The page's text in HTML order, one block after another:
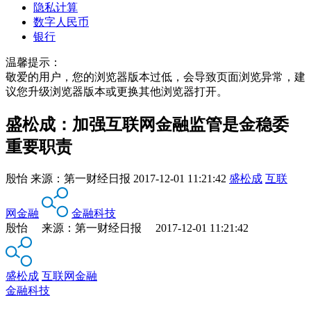
隐私计算
数字人民币
银行
温馨提示：
敬爱的用户，您的浏览器版本过低，会导致页面浏览异常，建
议您升级浏览器版本或更换其他浏览器打开。
盛松成：加强互联网金融监管是金稳委
重要职责
殷怡 来源： 第一财经日报 2017-12-01 11:21:42 盛松成 互联
网金融
金融科技
殷怡 来源：第一财经日报 2017-12-01 11:21:42
盛松成 互联网金融
金融科技